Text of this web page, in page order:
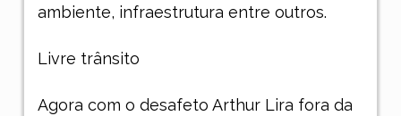
ambiente, infraestrutura entre outros.
Livre trânsito
Agora com o desafeto Arthur Lira fora da